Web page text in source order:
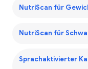
NutriScan für
NutriScan für
Sprachaktivierter